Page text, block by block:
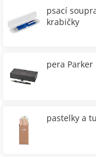
psací
krabičky
pera Parker
pastelky a